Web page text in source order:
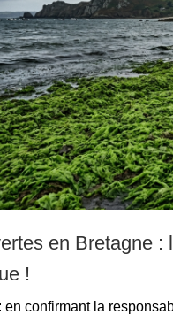
en Bretagne :
!
en confirmant la